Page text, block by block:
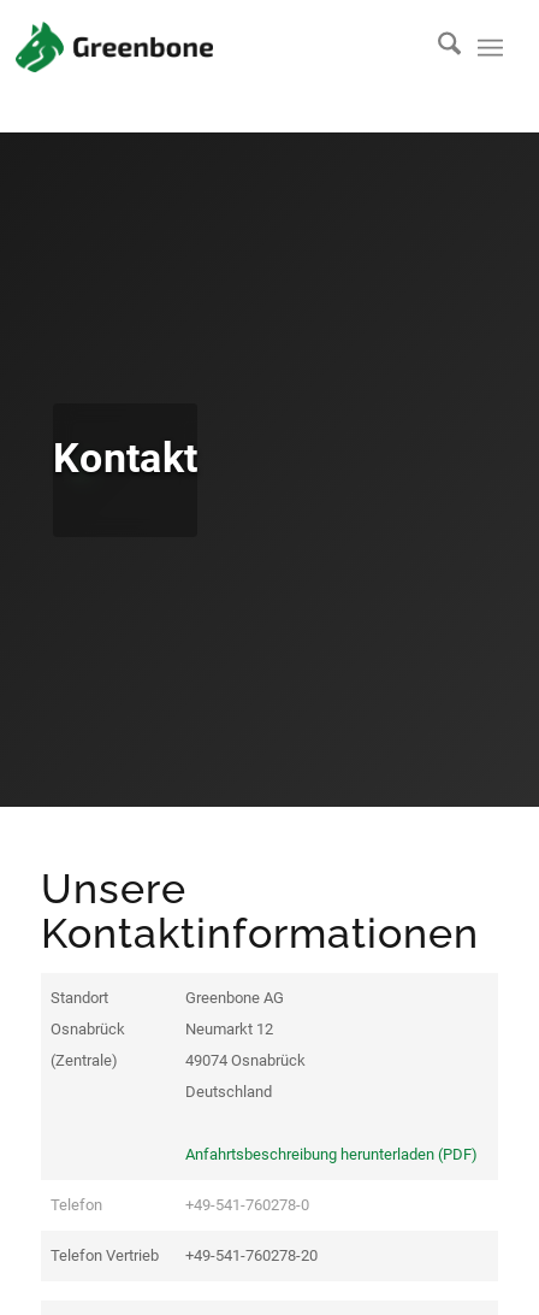
Kontakt
Unsere
Kontaktinformationen
Standort
Osnabrück
(Zentrale)
Greenbone AG
Neumarkt 12
49074 Osnabrück
Deutschland
Anfahrtsbeschreibung herunterladen (PDF)
Telefon +49-541-760278-0
Telefon Vertrieb +49-541-760278-20